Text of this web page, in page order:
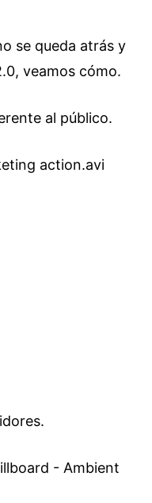
se queda atrás y
veamos cómo.
al público.